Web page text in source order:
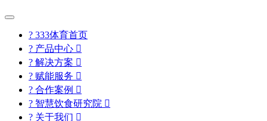
? 333体育首页
? 产品中心 
? 解决方案 
? 赋能服务 
? 合作案例 
? 智慧饮食研究院 
? 关于我们 